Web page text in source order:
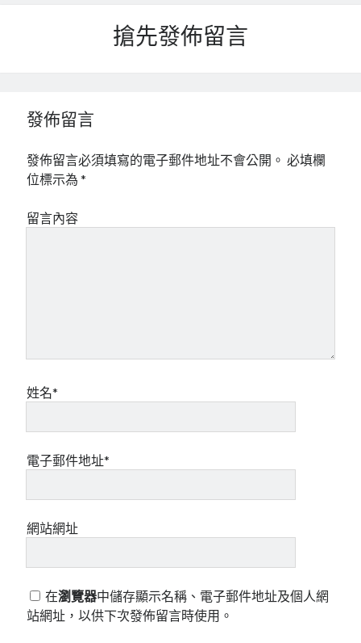
搶先發佈留言
發佈留言
發佈留言必須填寫的電子郵件地址不會公開。 必填欄
位標示為*
留言內容
姓名*
電子郵件地址*
網站網址
在瀏覽器中儲存顯示名稱、電子郵件地址及個人網
站網址，以供下次發佈留言時使用。